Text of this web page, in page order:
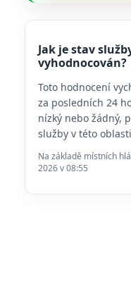
Jak je stav
vyhodnocován?
Toto hodnocení
za posledních 24
nízký nebo žádný,
služby v této
Na základě místních
2026 v 08:55